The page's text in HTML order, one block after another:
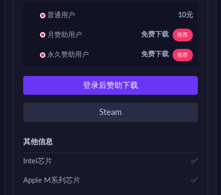
普通用户 10元
月赞助用户 免费下载 推荐
永久赞助用户 免费下载 推荐
登录后赞助下载
Steam
其他信息
Intel芯片 ✅
Apple M系列芯片 ✅